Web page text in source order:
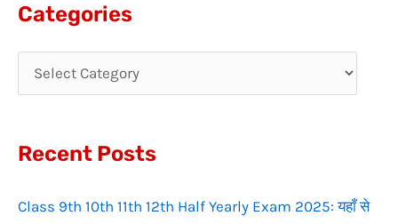
h
o
:
Categories
Recent Posts
Class 9th 10th 11th 12th Half Yearly Exam 2025: यहाँ से